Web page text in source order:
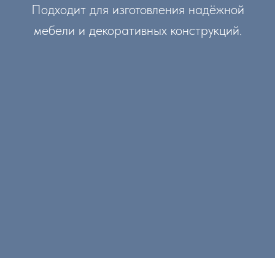
Подходит для изготовления надёжной
мебели и декоративных конструкций.